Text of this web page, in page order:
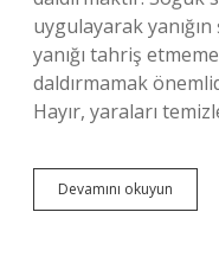
uygulayarak
yanığı tahriş
daldırmamak
Hayır, yaraları
Devamını okuyun
Tiner